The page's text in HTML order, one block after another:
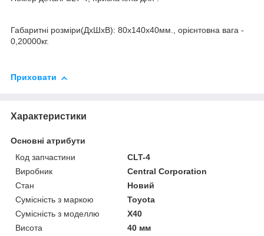
Габаритні розміри(ДхШхВ): 80x140x40мм., орієнтовна вага -
0,20000кг.
Приховати
Характеристики
Основні атрибути
Код запчастини
CLT-4
Виробник
Central Corporation
Стан
Новий
Сумісність з маркою
Toyota
Сумісність з моделлю
X40
Висота
40 мм